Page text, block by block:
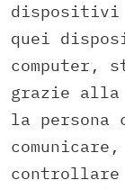
dispositivi
quei
computer,
grazie alla
la persona
controllare